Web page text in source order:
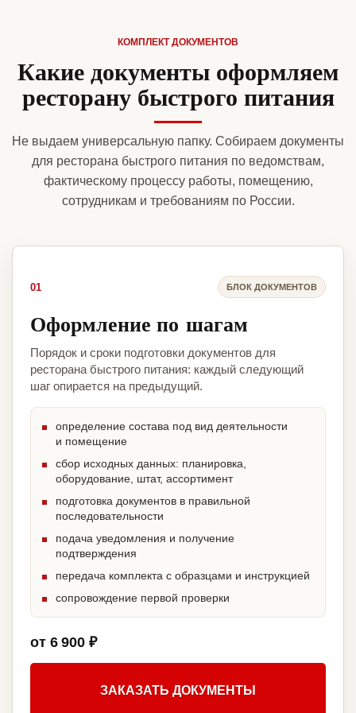
КОМПЛЕКТ ДОКУМЕНТОВ
Какие документы оформляем
ресторану быстрого питания
Не выдаем универсальную папку. Собираем документы
для ресторана быстрого питания по ведомствам,
фактическому процессу работы, помещению,
сотрудникам и требованиям по России.
01 БЛОК ДОКУМЕНТОВ
Оформление по шагам
Порядок и сроки подготовки документов для
ресторана быстрого питания: каждый следующий
шаг опирается на предыдущий.
определение состава под вид деятельности
и помещение
сбор исходных данных: планировка,
оборудование, штат, ассортимент
подготовка документов в правильной
последовательности
подача уведомления и получение
подтверждения
передача комплекта с образцами и инструкцией
сопровождение первой проверки
от 6 900 ₽
ЗАКАЗАТЬ ДОКУМЕНТЫ